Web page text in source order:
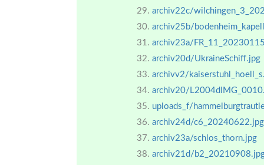
archiv22c/
archiv25b/
archiv23a/
archiv20d/UkraineSchiff.jpg
archivv2/
archiv20/
uploads_f/
archiv24d/c6_20240622.jpg
archiv23a/schlos_thorn.jpg
archiv21d/